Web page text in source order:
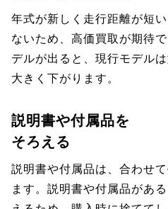
年式が新しく走行距離が短
ないため、高価買取が期待
デルが出ると、現行モデル
大きく下がります。
説明書や付属品を
そろえる
説明書や付属品は、合わせ
ます。説明書や付属品があ